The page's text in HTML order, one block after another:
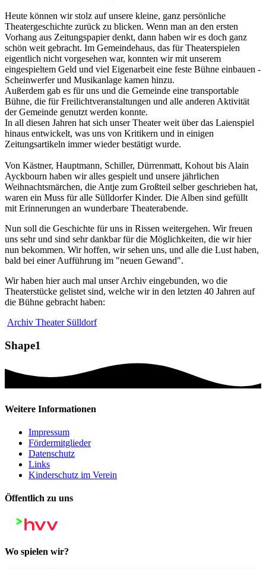
Heute können wir stolz auf unsere kleine, ganz persönliche
Theatergeschichte zurück zu blicken. Wenn man an den ersten
Vorhang aus Zeitungspapier denkt, dann haben wir es doch ganz
schön weit gebracht. Im Gemeindehaus, das für Theaterspielen
eigentlich nicht vorgesehen war, konnten wir mit unserem
eingespieltem Geld und viel Eigenarbeit eine feste Bühne einbauen -
Scheinwerfer und Musikanlage kamen hinzu.
Außerdem gab es für uns und die Gemeinde eine transportable
Bühne, die für Freilichtveranstaltungen und alle anderen Aktivität
der Gemeinde genutzt werden konnte.
In all diesen Jahren hat sich unser Theater weit über das Laienspiel
hinaus entwickelt, was uns von Kritikern und in einigen
Zeitungsartikeln immer wieder bestätigt wurde.
Von Kästner, Hauptmann, Schiller, Dürrenmatt, Kohout bis Alain
Ayckbourn haben wir alles gespielt und unsere jährlichen
Weihnachtsmärchen, die Antje zum Großteil selber geschrieben hat,
waren ein Muss für alle Sülldorfer Kinder. Die Alben sind gefüllt
mit Erinnerungen an wunderbare Theaterabende.
Nun soll die Geschichte für uns in Rissen weitergehen. Wir freuen
uns sehr und sind sehr dankbar für die Möglichkeiten, die wir hier
nun bekommen. Wir hoffen, wir sehen uns, und alle die Lust haben,
bald bei einer Aufführung im "neuen Gewand".
Wir haben hier auch mal unser Archiv eingebunden, wo die
Theaterstücke gelistet sind, welche wir in den letzten 40 Jahren auf
die Bühne gebracht haben:
Archiv Theater Sülldorf
Shape1
Weitere Informationen
Impressum
Fördermitglieder
Datenschutz
Links
Kinderschutz im Verein
Öffentlich zu uns
Wo spielen wir?